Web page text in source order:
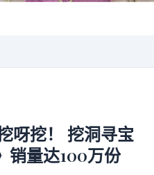
呀挖！ 挖洞寻宝
销量达100万份